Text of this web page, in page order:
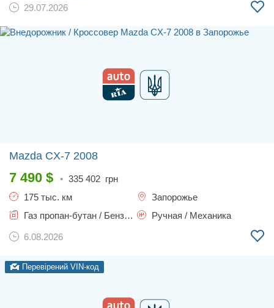
29.07.2026
Mazda CX-7 2008
7 490 $ • 335 402 грн
175 тыс. км
Запорожье
Газ пропан-бутан / Бензин, 2.3 л.
Ручная / Механика
6.08.2026
Перевірений VIN-код